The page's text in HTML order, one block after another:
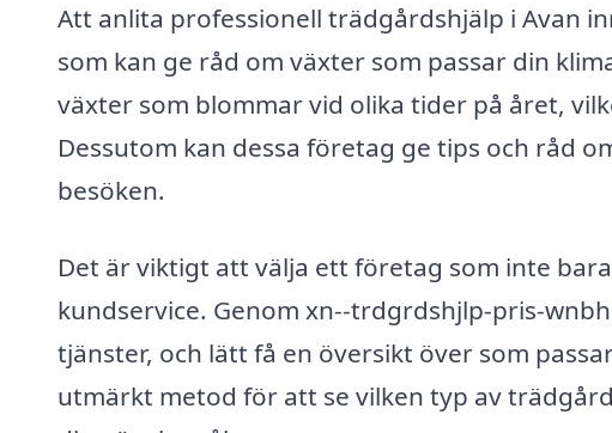
Att anlita professionell trädgårdshjälp i Avan
som kan ge råd om växter som passar din
växter som blommar vid olika tider på året,
Dessutom kan dessa företag ge tips och råd
besöken.
Det är viktigt att välja ett företag som inte
kundservice. Genom xn--trdgrdshjlp-pris-
tjänster, och lätt få en översikt över som
utmärkt metod för att se vilken typ av